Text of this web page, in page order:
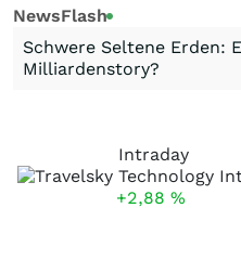
NewsFlash
Schwere Seltene Erden:
Milliardenstory?
Intraday
+2,88 %